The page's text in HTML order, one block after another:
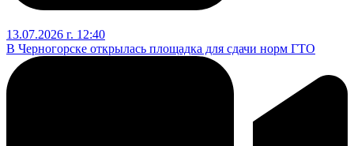
13.07.2026 г. 12:40
В Черногорске открылась площадка для сдачи норм ГТО